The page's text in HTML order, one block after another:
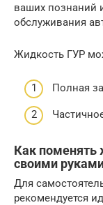
ваших познаний
обслуживания
Жидкость ГУР
Полная
Как поменять
своими
Для
рекомендуется